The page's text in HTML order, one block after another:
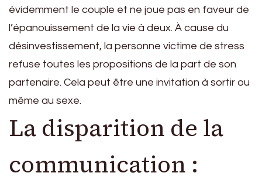
évidemment le couple et ne joue pas en faveur de
l’épanouissement de la vie à deux. À cause du
désinvestissement, la personne victime de stress
refuse toutes les propositions de la part de son
partenaire. Cela peut être une invitation à sortir ou
même au sexe.
La disparition de la
communication :